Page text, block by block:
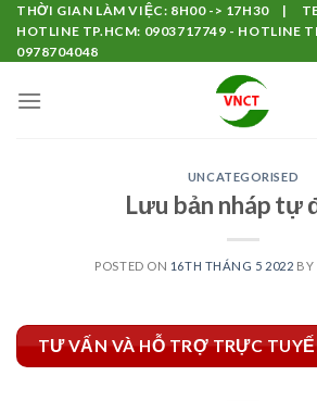
Skip
content
THỜI GIAN LÀM VIỆC: 8H00 -> 17H30 |
HOTLINE TP.HCM: 0903717749 - HOTLINE
0978704048
UNCATEGORISED
Lưu bản nháp tự
POSTED ON 16TH THÁNG 5 2022 BY
TƯ VẤN VÀ HỖ TRỢ TRỰC